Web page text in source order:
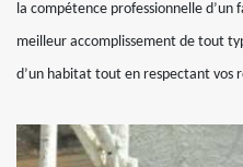
la compétence professionnelle
meilleur accomplissement de tout
d’un habitat tout en respectant vos